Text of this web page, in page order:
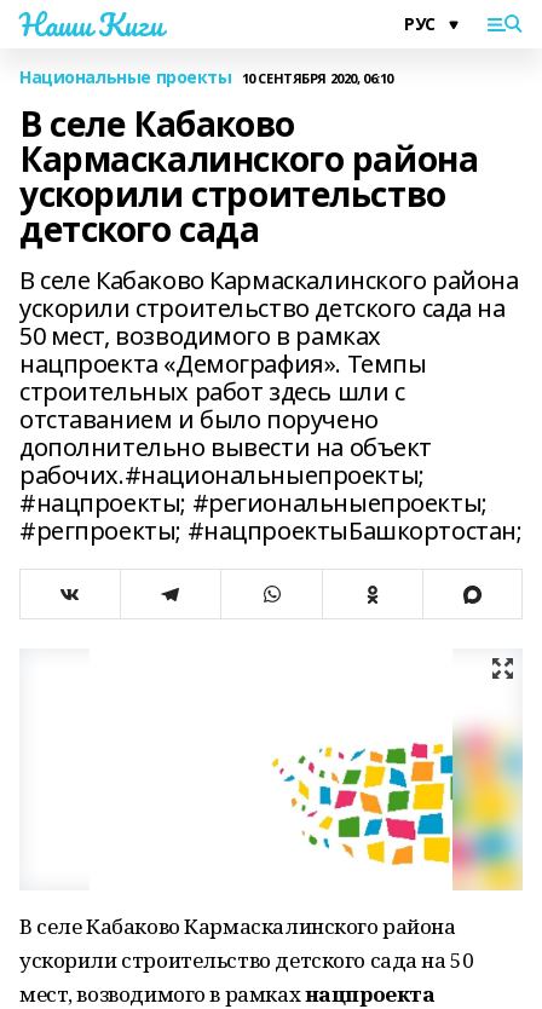
Наши Киги
Национальные проекты 10 СЕНТЯБРЯ 2020, 06:10
В селе Кабаково
Кармаскалинского района
ускорили строительство
детского сада
В селе Кабаково Кармаскалинского района
ускорили строительство детского сада на
50 мест, возводимого в рамках
нацпроекта «Демография». Темпы
строительных работ здесь шли с
отставанием и было поручено
дополнительно вывести на объект
рабочих.#национальныепроекты;
#нацпроекты; #региональныепроекты;
#регпроекты; #нацпроектыБашкортостан;
В селе Кабаково Кармаскалинского района
ускорили строительство детского сада на 50
мест, возводимого в рамкахнацпроекта